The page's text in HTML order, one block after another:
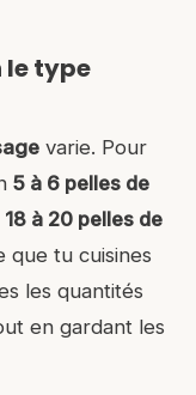
le type
varie. Pour
5 à 6 pelles de
18 à 20 pelles de
que tu cuisines
les quantités
en gardant les